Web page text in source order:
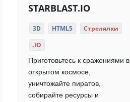
STARBLAST.IO
3D HTML5
Стрелялки
.IO
Приготовьтесь к сражениями в
открытом космосе,
уничтожайте пиратов,
собирайте ресурсы и